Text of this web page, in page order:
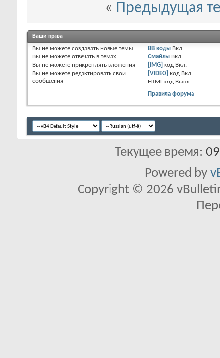
« Предыдущая
Ваши права
Вы не можете создавать новые темы
Вы не можете отвечать в темах
Вы не можете прикреплять вложения
Вы не можете редактировать свои
сообщения
BB коды Вкл.
Смайлы Вкл.
[IMG] код Вкл.
[VIDEO] код Вкл.
HTML код Выкл.
Правила форума
Текущее время:
Powered by
Copyright © 2026